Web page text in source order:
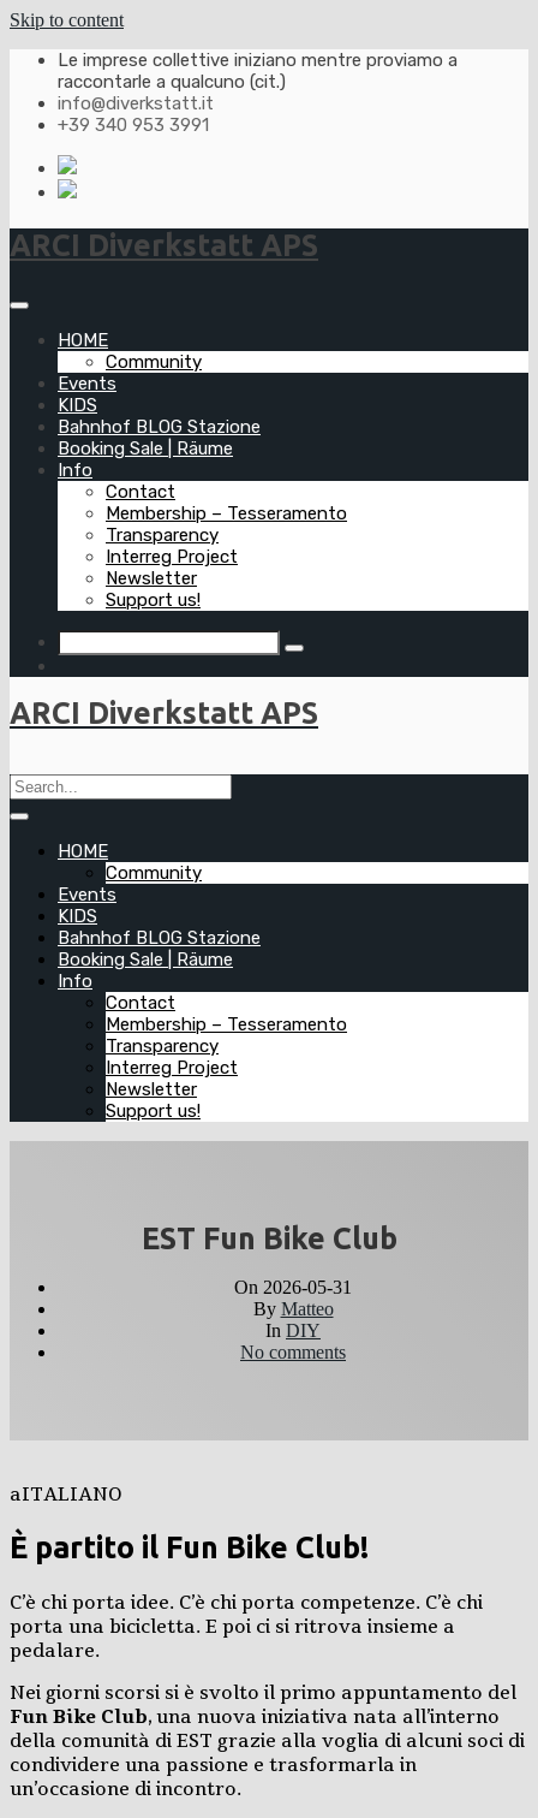
Skip to content
Le imprese collettive iniziano mentre proviamo a
raccontarle a qualcuno (cit.)
info@diverkstatt.it
+39 340 953 3991
ARCI Diverkstatt APS
HOME
Community
Events
KIDS
Bahnhof BLOG Stazione
Booking Sale | Räume
Info
Contact
Membership – Tesseramento
Transparency
Interreg Project
Newsletter
Support us!
ARCI Diverkstatt APS
HOME
Community
Events
KIDS
Bahnhof BLOG Stazione
Booking Sale | Räume
Info
Contact
Membership – Tesseramento
Transparency
Interreg Project
Newsletter
Support us!
EST Fun Bike Club
On 2026-05-31
By Matteo
In DIY
No comments
aITALIANO
È partito il Fun Bike Club!
C’è chi porta idee. C’è chi porta competenze. C’è chi
porta una bicicletta. E poi ci si ritrova insieme a
pedalare.
Nei giorni scorsi si è svolto il primo appuntamento del
Fun Bike Club, una nuova iniziativa nata all’interno
della comunità di EST grazie alla voglia di alcuni soci di
condividere una passione e trasformarla in
un’occasione di incontro.